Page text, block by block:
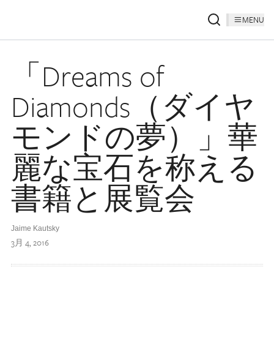
MENU
「Dreams of
Diamonds（ダイヤ
モンドの夢）」華
麗な宝石を称える
書籍と展覧会
Jaime Kautsky
3月 4, 2016